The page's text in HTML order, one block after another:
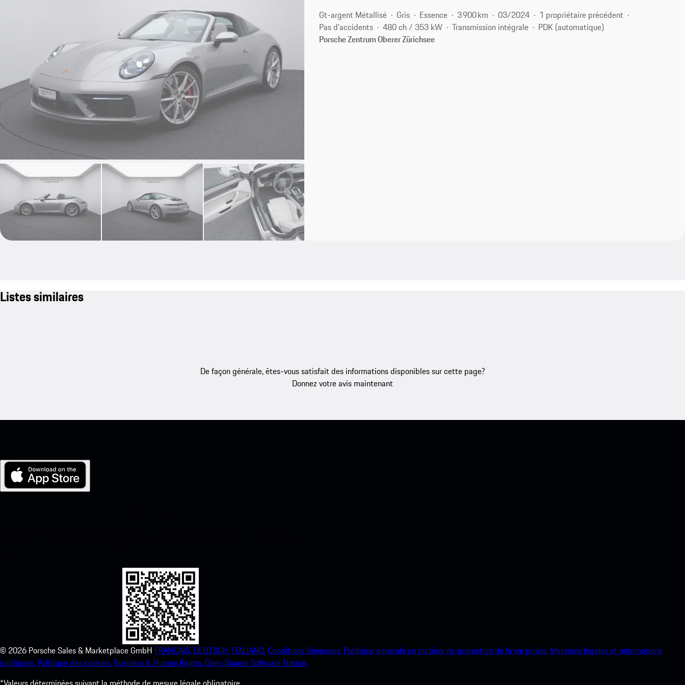
Gt-argent Métallisé Gris Essence 3 900 km 03/2024
1 propriétaire précédent
Pas d'accidents
480 ch / 353 kW Transmission intégrale
PDK (automatique)
Porsche Zentrum Oberer Zürichsee
Listes similaires
De façon générale, êtes-vous satisfait des informations disponibles sur cette page?
Donnez votre avis maintenant
© 2026 Porsche Sales & Marketplace GmbH FRANCAIS. DEUTSCH. ITALIANO.Conditions Générales. Politique générale en matière de protection de la vie privée. Mentions légales et informations
juridiques. Politique des cookies. Business & Human Rights.Open Source Software Notice.